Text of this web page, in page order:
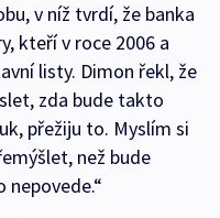
v níž tvrdí, že banka
kteří v roce 2006 a
listy. Dimon řekl, že
zda bude takto
přežiju to. Myslím si
než bude